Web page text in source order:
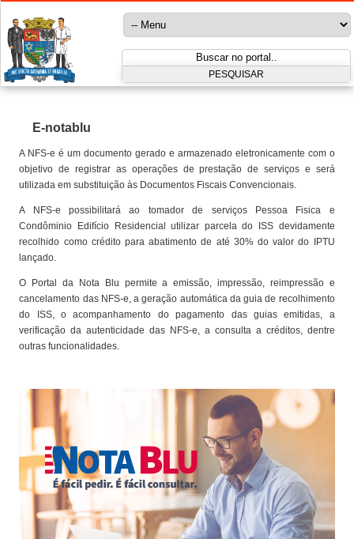
E-notablu
A NFS-e é um documento gerado e armazenado eletronicamente com o
objetivo de registrar as operações de prestação de serviços e será
utilizada em substituição às Documentos Fiscais Convencionais.
A NFS-e possibilitará ao tomador de serviços Pessoa Fisica e
Condôminio Edifício Residencial utilizar parcela do ISS devidamente
recolhido como crédito para abatimento de até 30% do valor do IPTU
lançado.
O Portal da Nota Blu permite a emissão, impressão, reimpressão e
cancelamento das NFS-e, a geração automática da guia de recolhimento
do ISS, o acompanhamento do pagamento das guias emitidas, a
verificação da autenticidade das NFS-e, a consulta a créditos, dentre
outras funcionalidades.